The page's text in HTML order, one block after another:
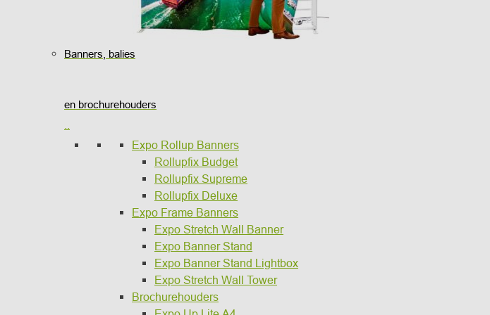
Banners, balies
en brochurehouders
Expo Rollup Banners
Rollupfix Budget
Rollupfix Supreme
Rollupfix Deluxe
Expo Frame Banners
Expo Stretch Wall Banner
Expo Banner Stand
Expo Banner Stand Lightbox
Expo Stretch Wall Tower
Brochurehouders